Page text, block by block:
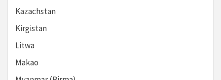
Kazachstan
Kirgistan
Litwa
Makao